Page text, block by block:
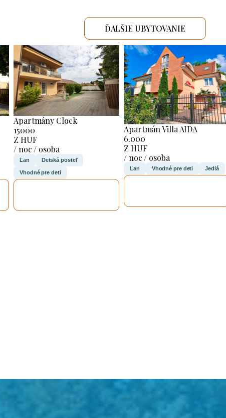
ĎALŠIE UBYTOVANIE
Apartmány Clock
15000
Z HUF
/ noc / osoba
Ľan Detská posteľ
Vhodné pre deti
Apartmán Villa AIDA
6.000
Z HUF
/ noc / osoba
Ľan Vhodné pre deti Jedlá